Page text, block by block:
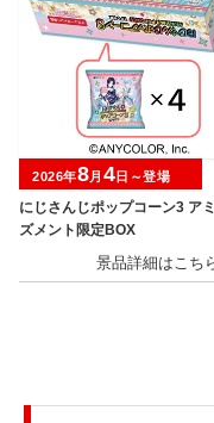
にじさんじポップコーン3 ア
ズメント限定BOX
2026年8月 4日～登場